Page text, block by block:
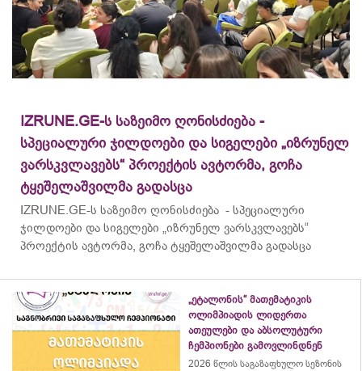
IZRUNE.GE-ს საზეიმო ღონისძიება -
სპეციალური ჯილდოები და სიგელები „იზრუნელ
ვარსკვლავებს“ პროექტის ავტორმა, გოჩა
ტყეშელაშვილმა გადასცა
IZRUNE.GE-ს საზეიმო ღონისძიება - სპეციალური
ჯილდოები და სიგელები „იზრუნელ ვარსკვლავებს“
პროექტის ავტორმა, გოჩა ტყეშელაშვილმა გადასცა
„ეტალონის“ მათემატიკის
ოლიმპიადის ლიდერთა
ათეულები და აბსოლუტური
ჩემპიონები გამოვლინდნენ
2026 წლის საგაზაფხულო სეზონის